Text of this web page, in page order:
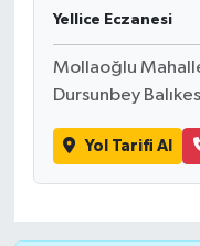
Yellice Eczanesi
Mollaoğlu
Dursunbey
Yol Tarifi Al